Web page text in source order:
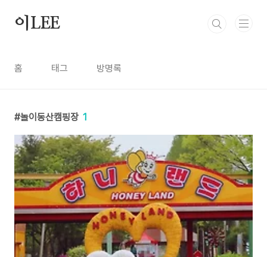
이LEE
홈 태그 방명록
놀이동산캠핑장 1